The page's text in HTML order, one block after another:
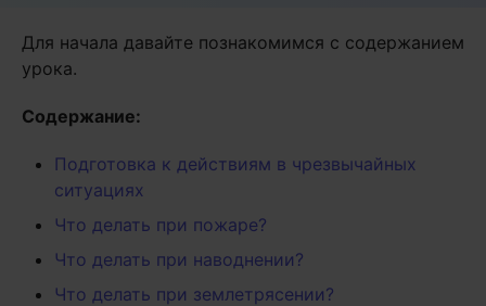
Для начала давайте познакомимся с содержанием
урока.
Содержание:
Подготовка к действиям в чрезвычайных
ситуациях
Что делать при пожаре?
Что делать при наводнении?
Что делать при землетрясении?